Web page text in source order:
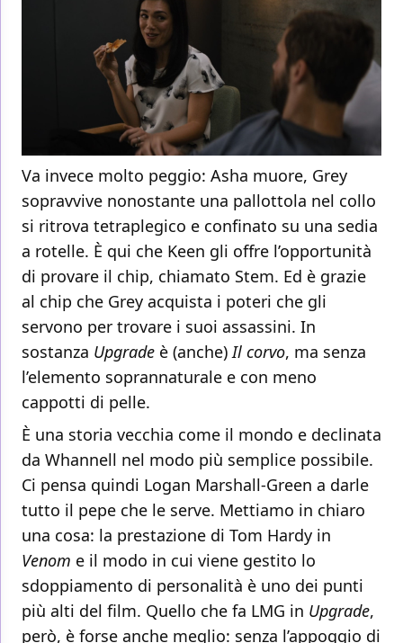
Va invece molto peggio: Asha muore, Grey
sopravvive nonostante una pallottola nel collo
si ritrova tetraplegico e confinato su una sedia
a rotelle. È qui che Keen gli offre l’opportunità
di provare il chip, chiamato Stem. Ed è grazie
al chip che Grey acquista i poteri che gli
servono per trovare i suoi assassini. In
sostanza Upgrade è (anche)Il corvo, ma senza
l’elemento soprannaturale e con meno
cappotti di pelle.
È una storia vecchia come il mondo e declinata
da Whannell nel modo più semplice possibile.
Ci pensa quindi Logan Marshall-Green a darle
tutto il pepe che le serve. Mettiamo in chiaro
una cosa: la prestazione di Tom Hardy in
Venom e il modo in cui viene gestito lo
sdoppiamento di personalità è uno dei punti
più alti del film. Quello che fa LMG in Upgrade,
però, è forse anche meglio: senza l’appoggio di